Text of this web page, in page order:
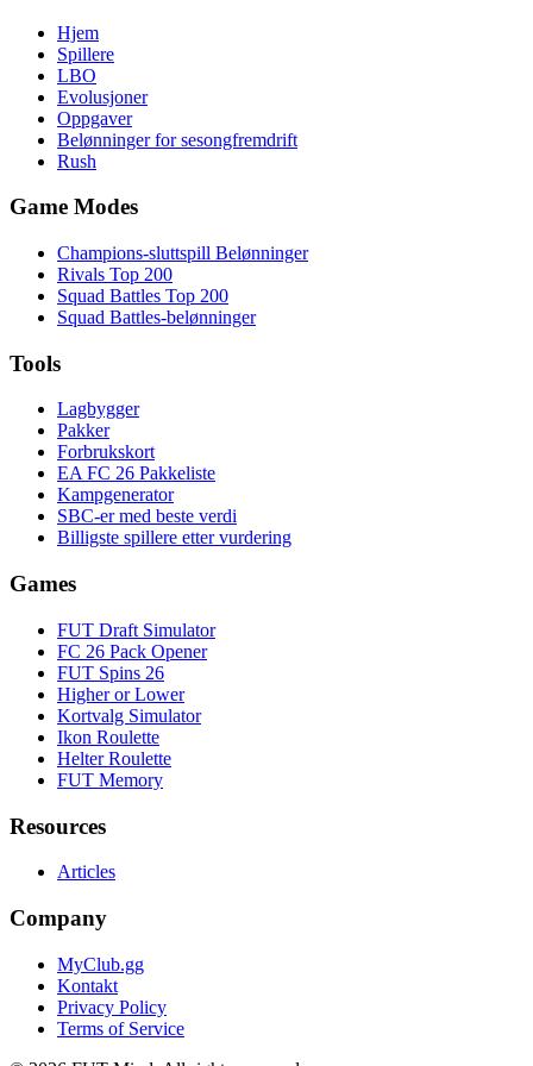
Hjem
Spillere
LBO
Evolusjoner
Oppgaver
Belønninger for sesongfremdrift
Rush
Game Modes
Champions-sluttspill Belønninger
Rivals Top 200
Squad Battles Top 200
Squad Battles-belønninger
Tools
Lagbygger
Pakker
Forbrukskort
EA FC 26 Pakkeliste
Kampgenerator
SBC-er med beste verdi
Billigste spillere etter vurdering
Games
FUT Draft Simulator
FC 26 Pack Opener
FUT Spins 26
Higher or Lower
Kortvalg Simulator
Ikon Roulette
Helter Roulette
FUT Memory
Resources
Articles
Company
MyClub.gg
Kontakt
Privacy Policy
Terms of Service